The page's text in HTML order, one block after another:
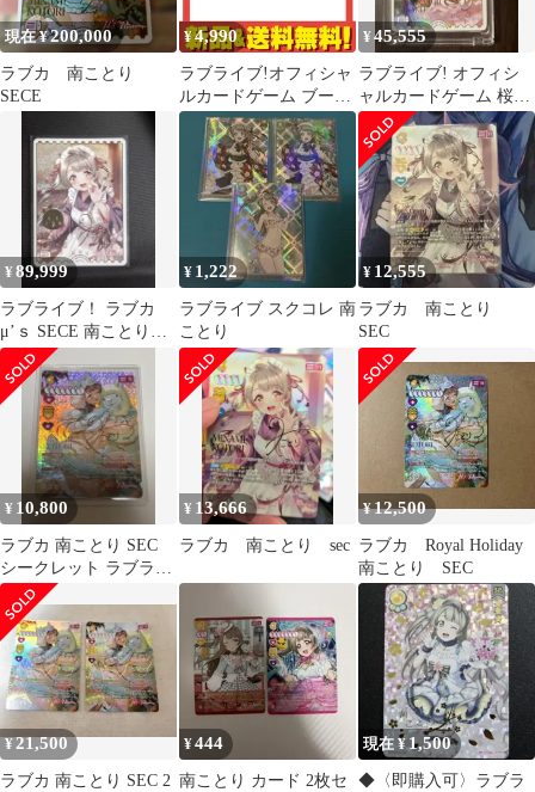
現在 ¥200,000
ラブカ 南ことり
SECE
¥4,990
ラブライブ!オフィシャ
ルカードゲーム ブース
ターパック Royal
Holiday 10パック入BOX
¥45,555
ラブライブ! オフィシ
ャルカードゲーム 桜小
路きな子 SECE
¥89,999
ラブライブ！ ラブカ
μ’ｓ SECE 南ことり
Anniversary2026
¥ 1,222
ラブライブ スクコレ 南
ことり
¥ 12,555
ラブカ 南ことり
SEC
¥ 10,800
ラブカ 南ことり SEC
シークレット ラブライ
ブカードゲーム
¥ 13,666
ラブカ 南ことり sec
¥12,500
ラブカ Royal Holiday
南ことり SEC
¥21,500
ラブカ 南ことり SEC 2
¥444
南ことり カード 2枚セ
現在 ¥1,500
◆〈即購入可〉ラブラ